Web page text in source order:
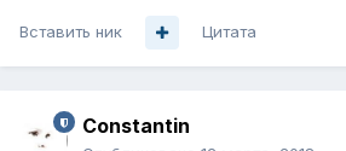
Вставить ник Цитата
Constantin